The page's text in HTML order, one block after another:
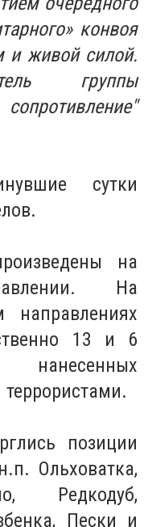
конвоя
и живой силой.
группы
сутки
на
На
13 и 6
позиции
Ольховатка,
Редкодуб,
Пески и